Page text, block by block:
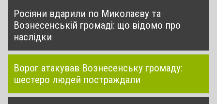
Росіяни вдарили по Миколаєву та
Вознесенській громаді: що відомо про
наслідки
Ворог атакував Вознесенську громаду:
шестеро людей постраждали